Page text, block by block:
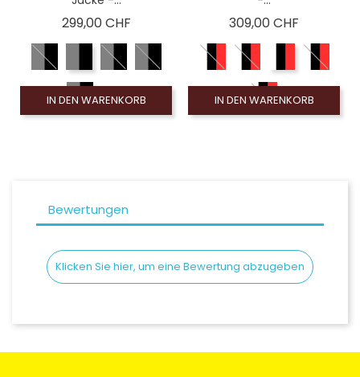
299,00 CHFPreis
IN DEN WARENKORB
309,00 CHF
IN DEN WARENKORB
Bewertungen
Klicken Sie hier, um eine Bewertung abzugeben